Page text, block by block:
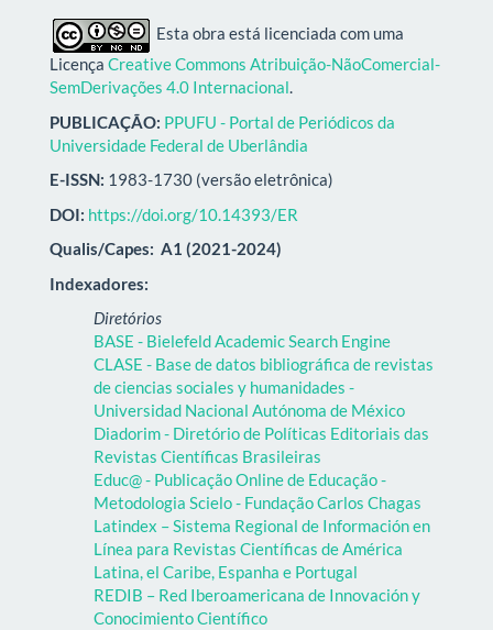
Esta obra está licenciada com uma
Licença Creative Commons Atribuição-NãoComercial-
SemDerivações 4.0 Internacional.
PUBLICAÇÃO: PPUFU - Portal de Periódicos da
Universidade Federal de Uberlândia
E-ISSN: 1983-1730 (versão eletrônica)
DOI: https://doi.org/10.14393/ER
Qualis/Capes: A1 (2021-2024)
Indexadores:
Diretórios
BASE - Bielefeld Academic Search Engine
CLASE - Base de datos bibliográfica de revistas
de ciencias sociales y humanidades -
Universidad Nacional Autónoma de México
Diadorim - Diretório de Políticas Editoriais das
Revistas Científicas Brasileiras
Educ@ - Publicação Online de Educação -
Metodologia Scielo - Fundação Carlos Chagas
Latindex – Sistema Regional de Información en
Línea para Revistas Científicas de América
Latina, el Caribe, Espanha e Portugal
REDIB – Red Iberoamericana de Innovación y
Conocimiento Científico